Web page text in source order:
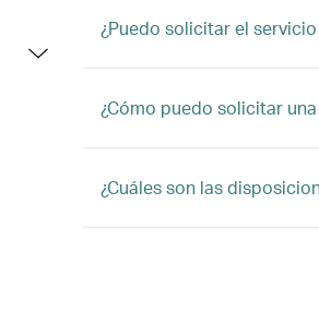
¿Puedo solicitar el
¿Cómo puedo solicitar
¿Cuáles son las